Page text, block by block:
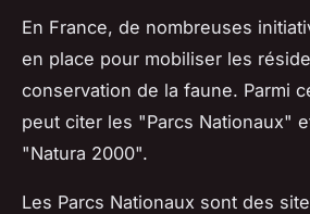
En France, de nombreuses
en place pour mobiliser les
conservation de la faune. Parmi
peut citer les "Parcs Nationaux"
"Natura 2000".
Les Parcs Nationaux sont des